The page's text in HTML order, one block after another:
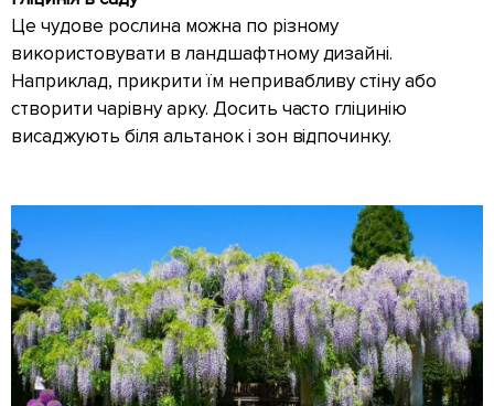
Це чудове рослина можна по різному
використовувати в ландшафтному дизайні.
Наприклад, прикрити їм непривабливу стіну або
створити чарівну арку. Досить часто гліцинію
висаджують біля альтанок і зон відпочинку.